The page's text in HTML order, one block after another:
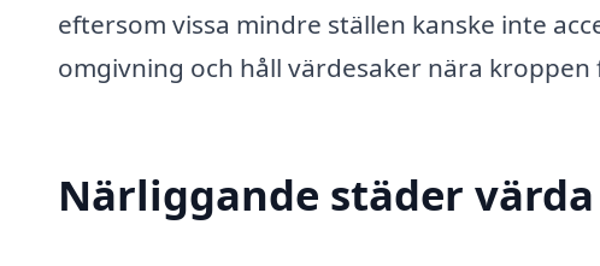
eftersom vissa mindre ställen kanske inte
omgivning och håll värdesaker nära
Närliggande städer